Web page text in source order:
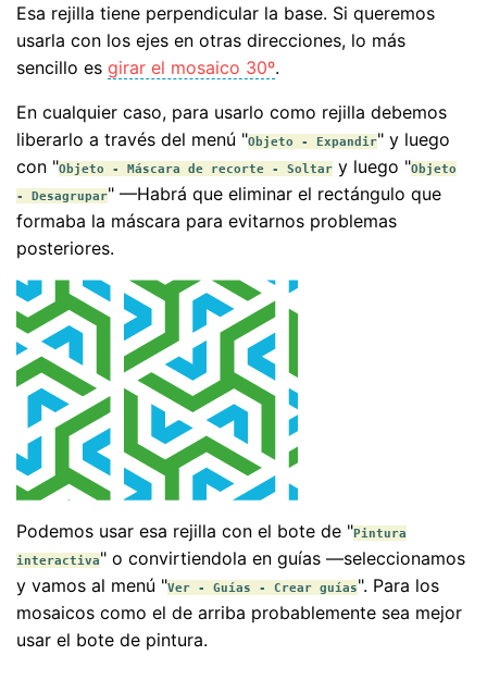
Esa rejilla tiene perpendicular la base. Si queremos
usarla con los ejes en otras direcciones, lo más
sencillo es girar el mosaico 30º.
En cualquier caso, para usarlo como rejilla debemos
liberarlo a través del menú "Objeto - Expandir" y luego
con "Objeto - Máscara de recorte - Soltar y luego "Objeto
- Desagrupar" —Habrá que eliminar el rectángulo que
formaba la máscara para evitarnos problemas
posteriores.
Podemos usar esa rejilla con el bote de "Pintura
interactiva" o convirtiendola en guías —seleccionamos
y vamos al menú "Ver - Guías - Crear guías". Para los
mosaicos como el de arriba probablemente sea mejor
usar el bote de pintura.